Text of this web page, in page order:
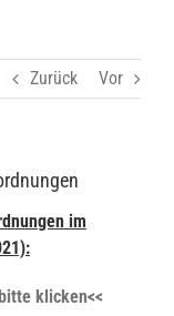
Zurück Vor
im
klicken<<